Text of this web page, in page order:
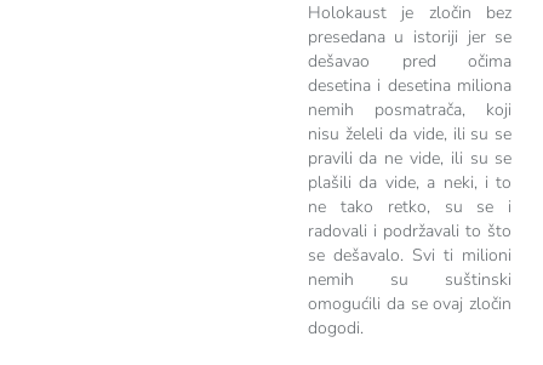
Holokaust je zločin bez
presedana u istoriji jer se
dešavao pred očima
desetina i desetina miliona
nemih posmatrača, koji
nisu želeli da vide, ili su se
pravili da ne vide, ili su se
plašili da vide, a neki, i to
ne tako retko, su se i
radovali i podržavali to što
se dešavalo. Svi ti milioni
nemih su suštinski
omogućili da se ovaj zločin
dogodi.